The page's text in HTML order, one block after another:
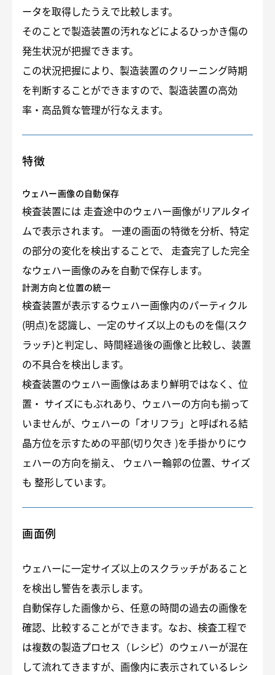
ータを取得したうえで比較します。
そのことで製造装置の汚れなどによるひっかき傷の
発生状況が把握できます。
この状況把握により、製造装置のクリーニング時期
を判断することができますので、製造装置の高効
率・高品質な管理が行なえます。
特徴
ウェハー画像の自動保存
検査装置には 走査途中のウェハー画像がリアルタイ
ムで表示されます。 一連の画面の特徴を分析、特定
の部分の変化を検出することで、 走査完了した完全
なウェハー画像のみを自動で保存します。
計測方向と位置の統一
検査装置が表示するウェハー画像内のパーティクル
(明点)を認識し、一定のサイズ以上のものを傷(スク
ラッチ)と判定し、時間経過後の画像と比較し、装置
の不具合を検出します。
検査装置のウェハー画像はあまり鮮明ではなく、位
置・ サイズにもぶれあり、ウェハーの方向も揃って
いませんが、ウェハーの「オリフラ」と呼ばれる結
晶方位を示すための平部(切り欠き )を手掛かりにウ
ェハーの方向を揃え、 ウェハー輪郭の位置、サイズ
も 整形しています。
画面例
ウェハーに一定サイズ以上のスクラッチがあること
を検出し警告を表示します。
自動保存した画像から、任意の時間の過去の画像を
確認、比較することができます。なお、検査工程で
は複数の製造プロセス（レシピ）のウェハーが混在
して流れてきますが、画像内に表示されているレシ